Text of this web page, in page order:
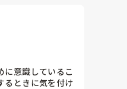
に意識しているこ
るときに気を付け